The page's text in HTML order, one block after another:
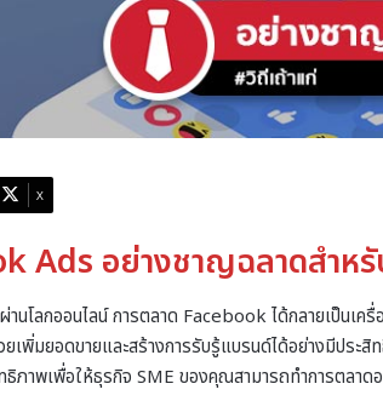
X
Ads อย่างชาญฉลาดสำห
นโลกออนไลน์ การตลาด Facebook ได้กลายเป็นเ
เพิ่มยอดขายและสร้างการรับรู้แบรนด์ได้อย่างมีประสิ
ภาพเพื่อให้ธุรกิจ SME ของคุณสามารถทำการตลาด